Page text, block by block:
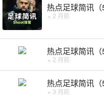
热点足球简讯
· 2 月前
热点足球简讯
· 2 月前
热点足球简讯
· 3 月前